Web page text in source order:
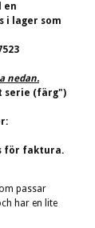
en
i lager som
nedan.
serie (färg")
för faktura.
passar
har en lite